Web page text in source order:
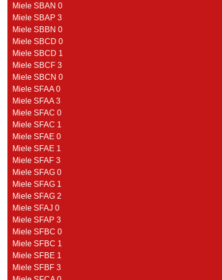
Miele SBAN 0
Miele SBAP 3
Miele SBBN 0
Miele SBCD 0
Miele SBCD 1
Miele SBCF 3
Miele SBCN 0
Miele SFAA 0
Miele SFAA 3
Miele SFAC 0
Miele SFAC 1
Miele SFAE 0
Miele SFAE 1
Miele SFAF 3
Miele SFAG 0
Miele SFAG 1
Miele SFAG 2
Miele SFAJ 0
Miele SFAP 3
Miele SFBC 0
Miele SFBC 1
Miele SFBE 1
Miele SFBF 3